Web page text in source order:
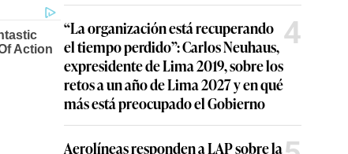
“La organización está recuperando
el tiempo perdido”: Carlos Neuhaus,
expresidente de Lima 2019, sobre los
retos a un año de Lima 2027 y en qué
más está preocupado el Gobierno
4
Aerolíneas responden a LAP sobre la